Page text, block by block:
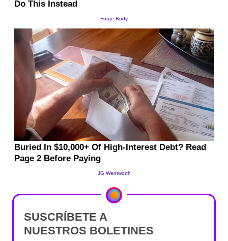
SUSCRÍBETE A
NUESTROS BOLETINES